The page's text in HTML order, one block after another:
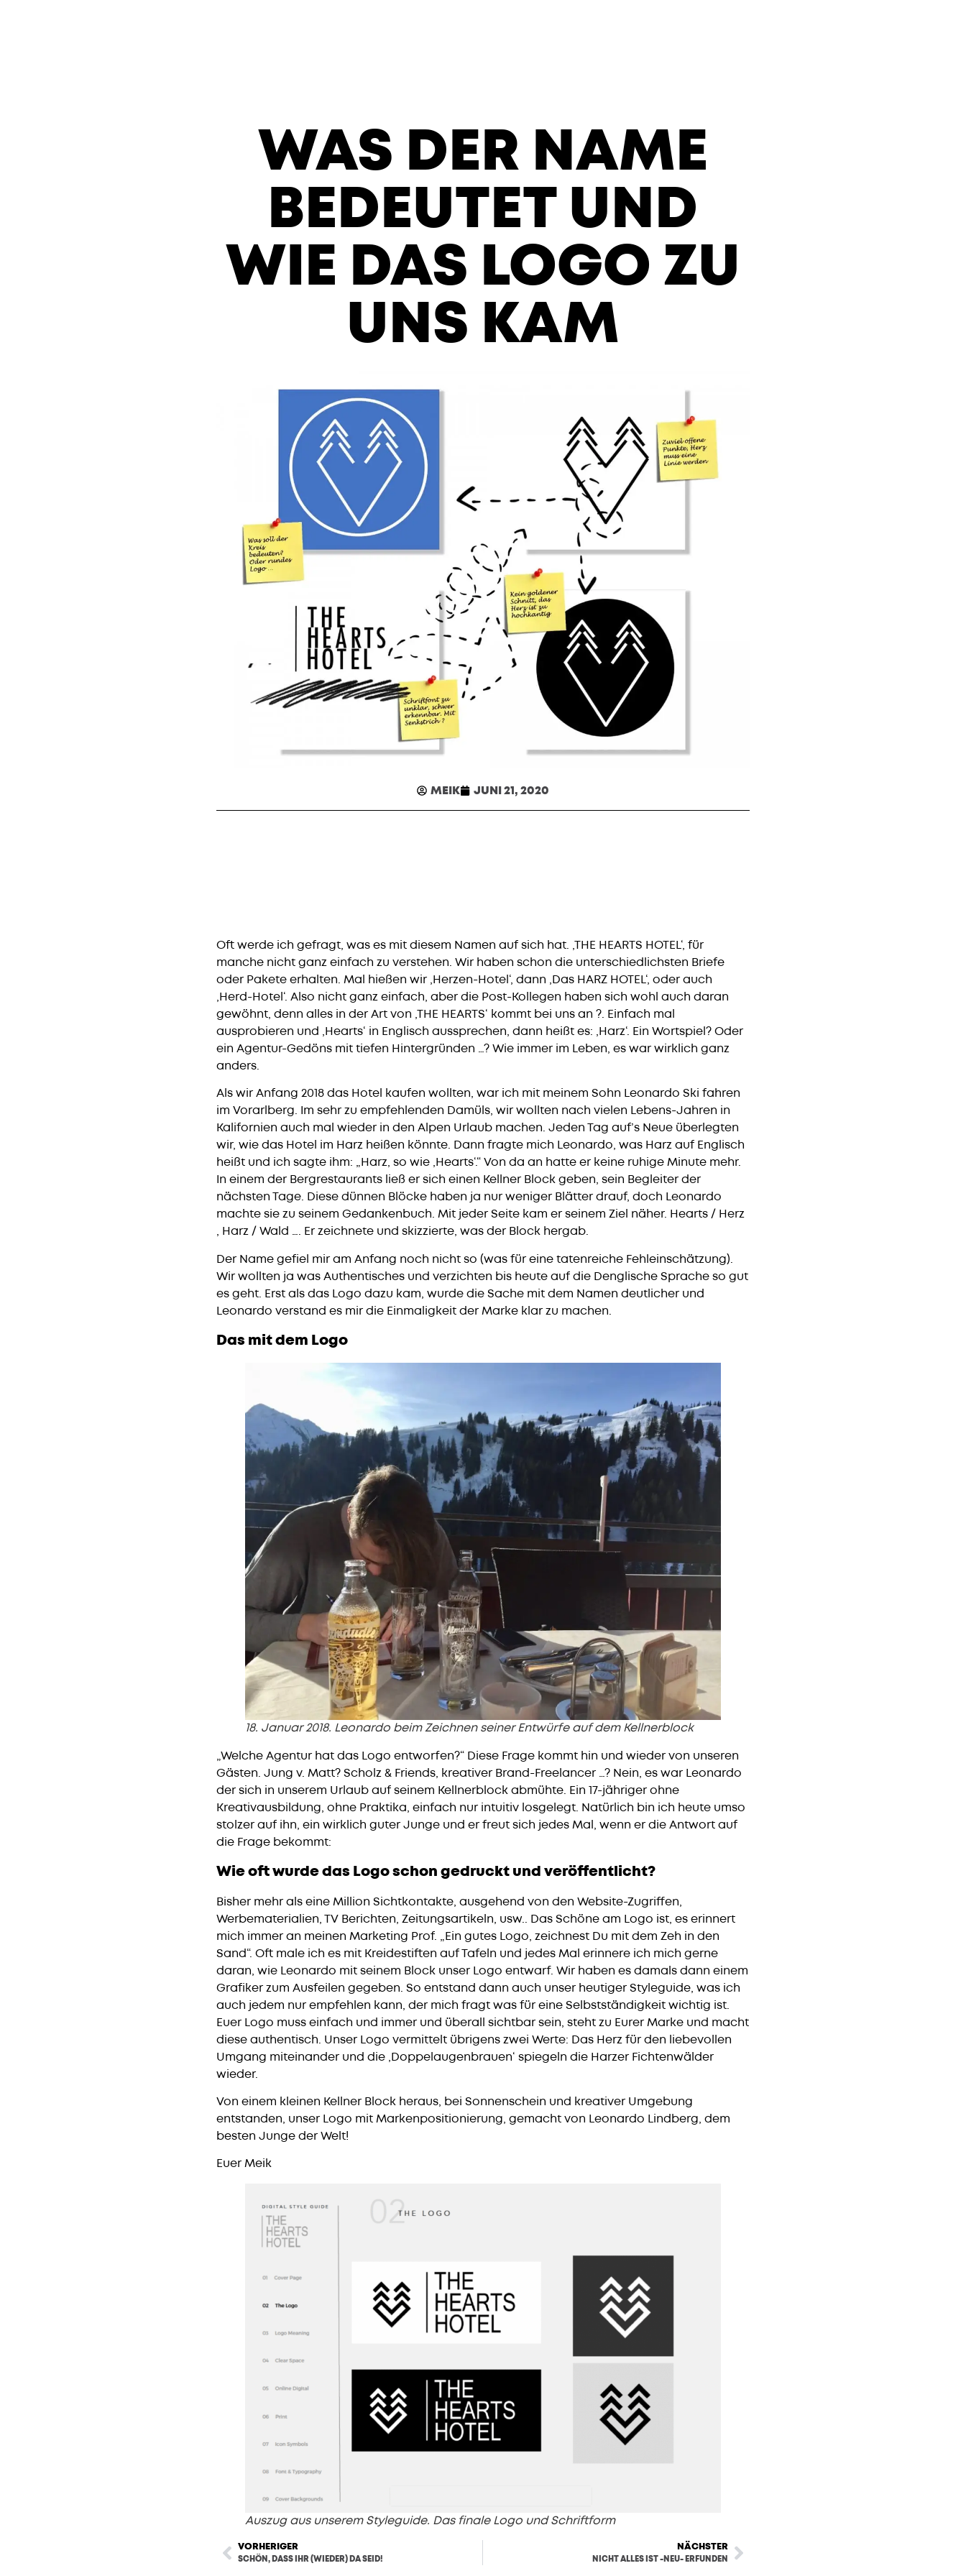
WAS DER NAME
BEDEUTET UND
WIE DAS LOGO ZU
UNS KAM
MEIK JUNI 21, 2020
Oft werde ich gefragt, was es mit diesem Namen auf sich hat. ‚THE HEARTS HOTEL‘, für
manche nicht ganz einfach zu verstehen. Wir haben schon die unterschiedlichsten Briefe
oder Pakete erhalten. Mal hießen wir ‚Herzen-Hotel‘, dann ‚Das HARZ HOTEL‘, oder auch
‚Herd-Hotel‘. Also nicht ganz einfach, aber die Post-Kollegen haben sich wohl auch daran
gewöhnt, denn alles in der Art von ‚THE HEARTS‘ kommt bei uns an ?. Einfach mal
ausprobieren und ‚Hearts‘ in Englisch aussprechen, dann heißt es: ‚Harz‘. Ein Wortspiel? Oder
ein Agentur-Gedöns mit tiefen Hintergründen …? Wie immer im Leben, es war wirklich ganz
anders.
Als wir Anfang 2018 das Hotel kaufen wollten, war ich mit meinem Sohn Leonardo Ski fahren
im Vorarlberg. Im sehr zu empfehlenden Damüls, wir wollten nach vielen Lebens-Jahren in
Kalifornien auch mal wieder in den Alpen Urlaub machen. Jeden Tag auf’s Neue überlegten
wir, wie das Hotel im Harz heißen könnte. Dann fragte mich Leonardo, was Harz auf Englisch
heißt und ich sagte ihm: „Harz, so wie ‚Hearts‘.“ Von da an hatte er keine ruhige Minute mehr.
In einem der Bergrestaurants ließ er sich einen Kellner Block geben, sein Begleiter der
nächsten Tage. Diese dünnen Blöcke haben ja nur weniger Blätter drauf, doch Leonardo
machte sie zu seinem Gedankenbuch. Mit jeder Seite kam er seinem Ziel näher. Hearts / Herz
, Harz / Wald …. Er zeichnete und skizzierte, was der Block hergab.
Der Name gefiel mir am Anfang noch nicht so (was für eine tatenreiche Fehleinschätzung).
Wir wollten ja was Authentisches und verzichten bis heute auf die Denglische Sprache so gut
es geht. Erst als das Logo dazu kam, wurde die Sache mit dem Namen deutlicher und
Leonardo verstand es mir die Einmaligkeit der Marke klar zu machen.
Das mit dem Logo
18. Januar 2018. Leonardo beim Zeichnen seiner Entwürfe auf dem Kellnerblock
„Welche Agentur hat das Logo entworfen?“ Diese Frage kommt hin und wieder von unseren
Gästen. Jung v. Matt? Scholz & Friends, kreativer Brand-Freelancer …? Nein, es war Leonardo
der sich in unserem Urlaub auf seinem Kellnerblock abmühte. Ein 17-jähriger ohne
Kreativausbildung, ohne Praktika, einfach nur intuitiv losgelegt. Natürlich bin ich heute umso
stolzer auf ihn, ein wirklich guter Junge und er freut sich jedes Mal, wenn er die Antwort auf
die Frage bekommt:
Wie oft wurde das Logo schon gedruckt und veröffentlicht?
Bisher mehr als eine Million Sichtkontakte, ausgehend von den Website-Zugriffen,
Werbematerialien, TV Berichten, Zeitungsartikeln, usw.. Das Schöne am Logo ist, es erinnert
mich immer an meinen Marketing Prof. „Ein gutes Logo, zeichnest Du mit dem Zeh in den
Sand“. Oft male ich es mit Kreidestiften auf Tafeln und jedes Mal erinnere ich mich gerne
daran, wie Leonardo mit seinem Block unser Logo entwarf. Wir haben es damals dann einem
Grafiker zum Ausfeilen gegeben. So entstand dann auch unser heutiger Styleguide, was ich
auch jedem nur empfehlen kann, der mich fragt was für eine Selbstständigkeit wichtig ist.
Euer Logo muss einfach und immer und überall sichtbar sein, steht zu Eurer Marke und macht
diese authentisch. Unser Logo vermittelt übrigens zwei Werte: Das Herz für den liebevollen
Umgang miteinander und die ‚Doppelaugenbrauen‘ spiegeln die Harzer Fichtenwälder
wieder.
Von einem kleinen Kellner Block heraus, bei Sonnenschein und kreativer Umgebung
entstanden, unser Logo mit Markenpositionierung, gemacht von Leonardo Lindberg, dem
besten Junge der Welt!
Euer Meik
Auszug aus unserem Styleguide. Das finale Logo und Schriftform
VORHERIGER
SCHÖN, DASS IHR (WIEDER) DA SEID!
NÄCHSTER
NICHT ALLES IST -NEU- ERFUNDEN